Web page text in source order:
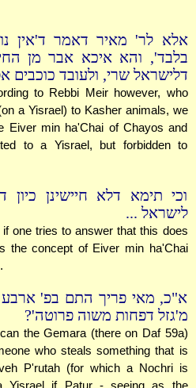
אלא לר' מאיר דאמר ד'אין
בלבד', והא איכא אבר מן החי
דלישראל שרי, ולעובד כוכבים
to Rebbi Meir however, who
a Yisrael) to Kasher animals, we
Eiver min ha'Chai of Chayos and
to a Yisrael, but forbidden to
וכי תימא דלא חיישינן
לישראל ...
if one tries to answer that this does
the concept of Eiver min ha'Chai
א"כ, מאי פריך התם בפ' ארבע
מ'גזל דפחות משוה פרוטה'?
the Gemara (there on Daf 59a)
who steals something that is
P'rutah (for which a Nochri is